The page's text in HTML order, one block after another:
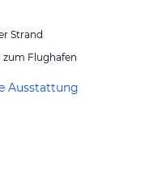
Strand
zum Flughafen
Ausstattung